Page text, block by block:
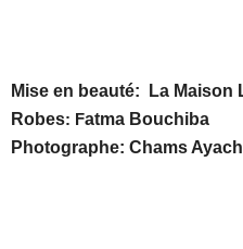
Mise en beauté:
La Maison
Robes: Fatma Bouchiba
Photographe: Chams